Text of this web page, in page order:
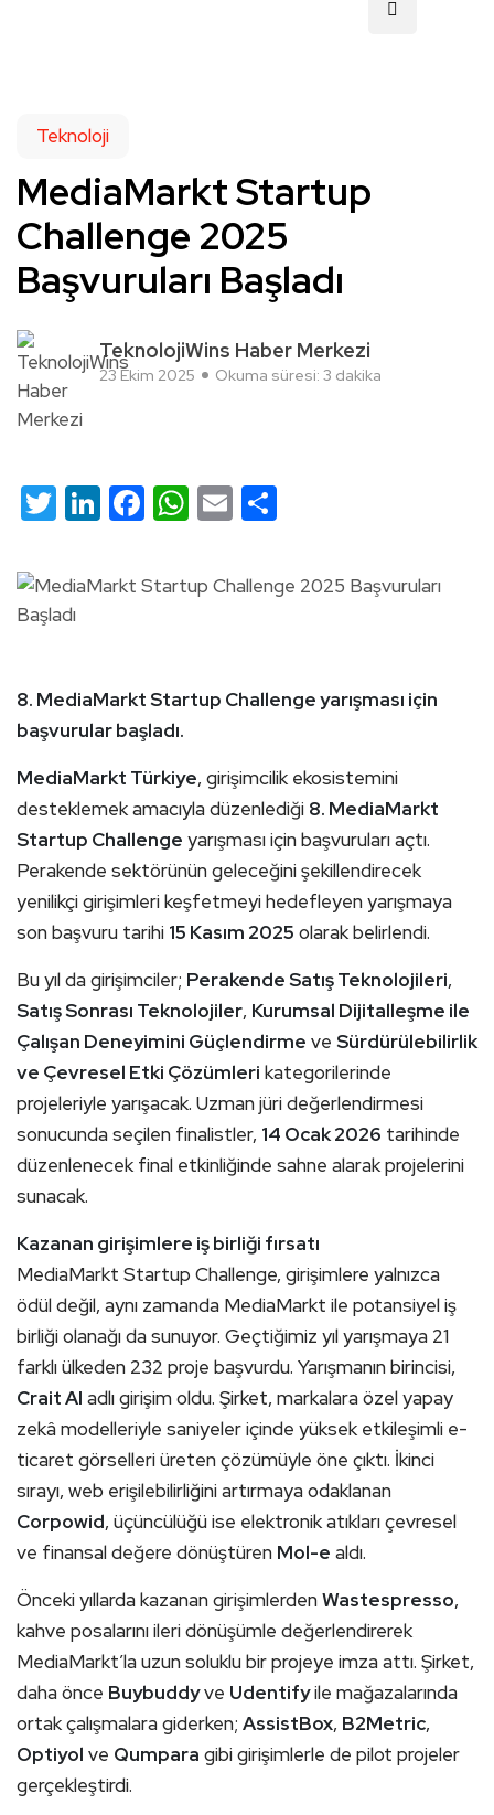
Teknoloji
MediaMarkt Startup
Challenge 2025
Başvuruları Başladı
TeknolojiWins Haber Merkezi
23 Ekim 2025 Okuma süresi: 3 dakika
Twitter
LinkedIn
Facebook
WhatsApp
Email
8. MediaMarkt Startup Challenge yarışması için
başvurular başladı.
MediaMarkt Türkiye, girişimcilik ekosistemini
desteklemek amacıyla düzenlediği 8. MediaMarkt
Startup Challenge yarışması için başvuruları açtı.
Perakende sektörünün geleceğini şekillendirecek
yenilikçi girişimleri keşfetmeyi hedefleyen yarışmaya
son başvuru tarihi 15 Kasım 2025 olarak belirlendi.
Bu yıl da girişimciler; Perakende Satış Teknolojileri,
Satış Sonrası Teknolojiler, Kurumsal Dijitalleşme ile
Çalışan Deneyimini Güçlendirme ve Sürdürülebilirlik
ve Çevresel Etki Çözümleri kategorilerinde
projeleriyle yarışacak. Uzman jüri değerlendirmesi
sonucunda seçilen finalistler, 14 Ocak 2026 tarihinde
düzenlenecek final etkinliğinde sahne alarak projelerini
sunacak.
Kazanan girişimlere iş birliği fırsatı
MediaMarkt Startup Challenge, girişimlere yalnızca
ödül değil, aynı zamanda MediaMarkt ile potansiyel iş
birliği olanağı da sunuyor. Geçtiğimiz yıl yarışmaya 21
farklı ülkeden 232 proje başvurdu. Yarışmanın birincisi,
Crait AI adlı girişim oldu. Şirket, markalara özel yapay
zekâ modelleriyle saniyeler içinde yüksek etkileşimli e-
ticaret görselleri üreten çözümüyle öne çıktı. İkinci
sırayı, web erişilebilirliğini artırmaya odaklanan
Corpowid, üçüncülüğü ise elektronik atıkları çevresel
ve finansal değere dönüştüren Mol-e aldı.
Önceki yıllarda kazanan girişimlerdenWastespresso,
kahve posalarını ileri dönüşümle değerlendirerek
MediaMarkt’la uzun soluklu bir projeye imza attı. Şirket,
daha önce Buybuddyve Udentifyile mağazalarında
ortak çalışmalara giderken; AssistBox, B2Metric,
Optiyol ve Qumpara gibi girişimlerle de pilot projeler
gerçekleştirdi.